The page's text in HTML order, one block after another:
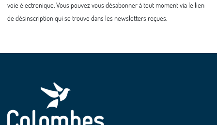
voie électronique. Vous pouvez vous désabonner à tout moment via le lien
de désinscription qui se trouve dans les newsletters reçues.